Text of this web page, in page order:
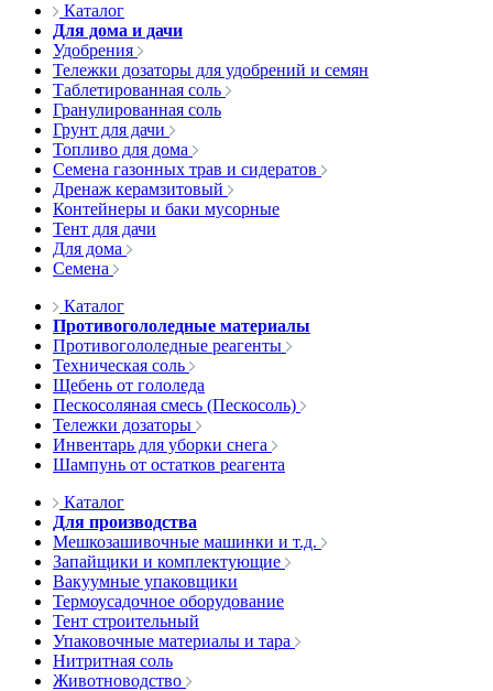
Каталог
Для дома и дачи
Удобрения
Тележки дозаторы для удобрений и семян
Таблетированная соль
Гранулированная соль
Грунт для дачи
Топливо для дома
Семена газонных трав и сидератов
Дренаж керамзитовый
Контейнеры и баки мусорные
Тент для дачи
Для дома
Семена
Каталог
Противогололедные материалы
Противогололедные реагенты
Техническая соль
Щебень от гололеда
Пескосоляная смесь (Пескосоль)
Тележки дозаторы
Инвентарь для уборки снега
Шампунь от остатков реагента
Каталог
Для производства
Мешкозашивочные машинки и т.д.
Запайщики и комплектующие
Вакуумные упаковщики
Термоусадочное оборудование
Тент строительный
Упаковочные материалы и тара
Нитритная соль
Животноводство